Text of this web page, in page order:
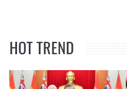
HOT TREND